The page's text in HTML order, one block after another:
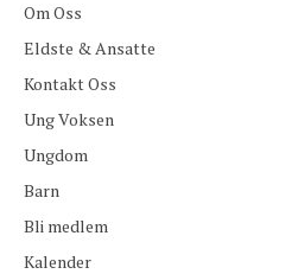
Om Oss
Eldste & Ansatte
Kontakt Oss
Ung Voksen
Ungdom
Barn
Bli medlem
Kalender